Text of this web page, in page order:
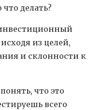
делать?
из целей,
и склонности к
что это
всего